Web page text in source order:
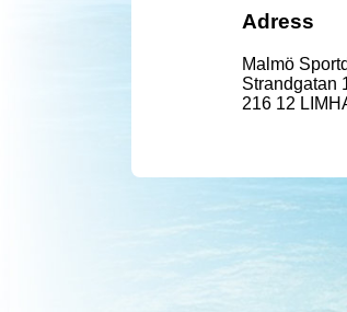
Adress
Malmö
Strandgatan
216 12